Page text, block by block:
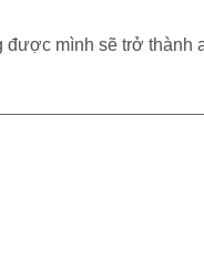
mình sẽ trở thành